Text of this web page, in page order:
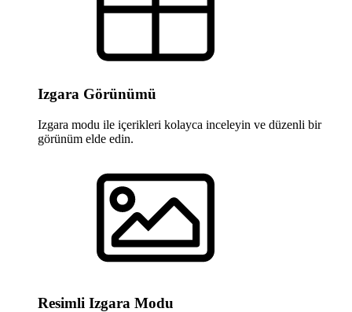
Izgara Görünümü
Izgara modu ile içerikleri kolayca inceleyin ve düzenli bir
görünüm elde edin.
Resimli Izgara Modu